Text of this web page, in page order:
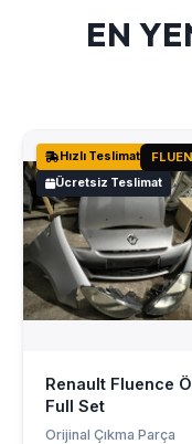
EN
Hızlı Teslimat
Ücretsiz Teslimat
Renault Fluence Ön
Full Set
Orijinal Çıkma Parça